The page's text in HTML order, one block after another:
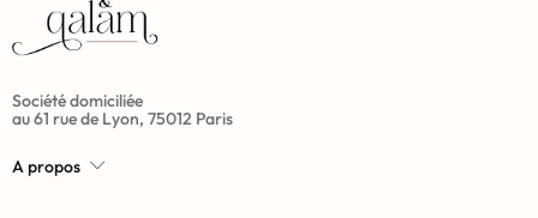
Société domiciliée
au 61 rue de Lyon, 75012 Paris
A propos